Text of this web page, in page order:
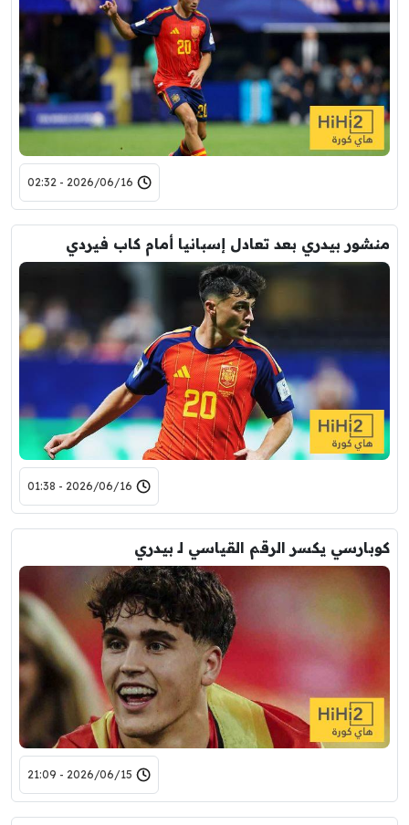
2026/06/16 - 02:32
منشور بيدري بعد تعادل إسبانيا أمام كاب فيردي
2026/06/16 - 01:38
كوبارسي يكسر الرقم القياسي لـ بيدري
2026/06/15 - 21:09